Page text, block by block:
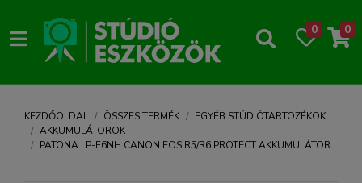
0 0
KEZDŐOLDAL ÖSSZES TERMÉK
EGYÉB STÚDIÓTARTOZÉKOK
AKKUMULÁTOROK
PATONA LP-E6NH CANON EOS R5/R6 PROTECT AKKUMULÁTOR